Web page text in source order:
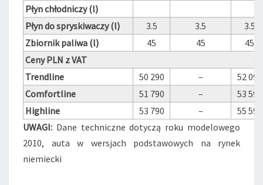
Płyn chłodniczy (l)
Płyn do spryskiwaczy (l)
3.5 3.5
3.5
Zbiornik paliwa (l)
45 45
45
Ceny PLN z VAT
Trendline
50 290 –
52 090
Comfortline
51 790 –
53 590
Highline
53 790 –
55 590
UWAGI: Dane techniczne dotyczą roku modelowego
2010, auta w wersjach podstawowych na rynek
niemiecki